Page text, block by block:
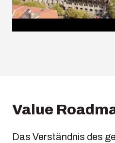
Value
Das Verständnis des